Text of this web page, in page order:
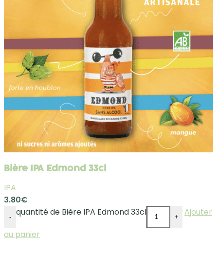
Bière IPA Edmond 33cl
IPA
3.80€
- quantité de Bière IPA Edmond 33cl +
Ajouter
au panier